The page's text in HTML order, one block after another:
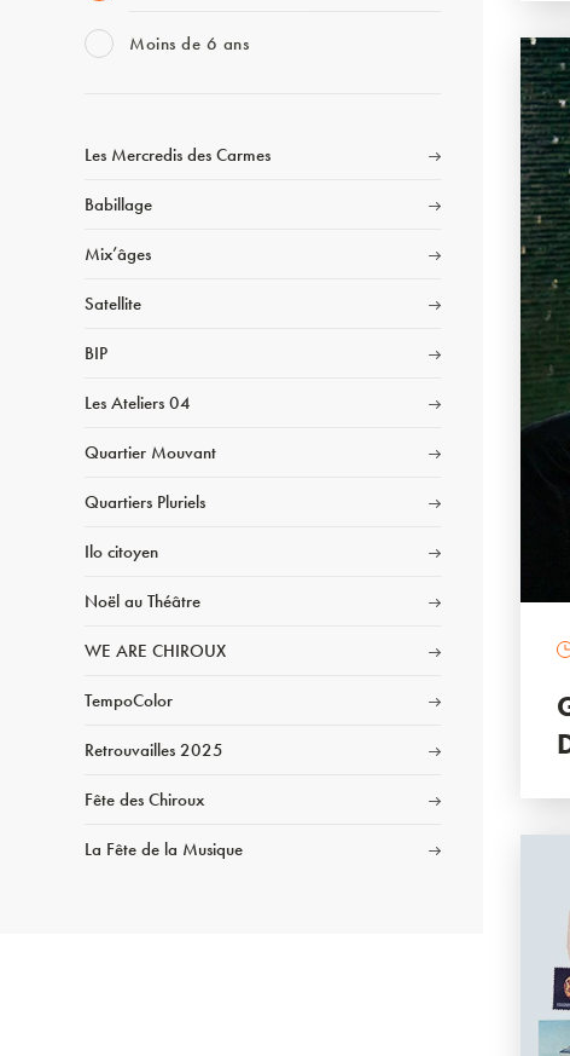
Moins de 6 ans
Les Mercredis des Carmes
Babillage
Mix’âges
Satellite
BIP
Les Ateliers 04
Quartier Mouvant
Quartiers Pluriels
Ilo citoyen
Noël au Théâtre
WE ARE CHIROUX
TempoColor
Retrouvailles 2025
Fête des Chiroux
La Fête de la Musique